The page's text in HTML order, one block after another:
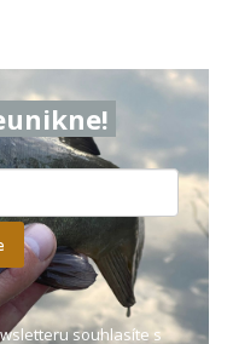
souhlasíte s